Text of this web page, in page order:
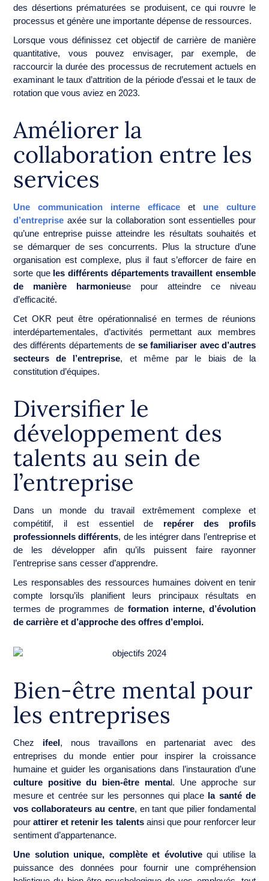
des désertions prématurées se produisent, ce qui rouvre le
processus et génère une importante dépense de ressources.
Lorsque vous définissez cet objectif de carrière de manière
quantitative, vous pouvez envisager, par exemple, de
raccourcir la durée des processus de recrutement actuels en
examinant le taux d’attrition de la période d’essai et le taux de
rotation que vous aviez en 2023.
Améliorer la
collaboration entre les
services
Une communication interne efficace et une culture
d’entreprise axée sur la collaboration sont essentielles pour
qu’une entreprise puisse atteindre les résultats souhaités et
se démarquer de ses concurrents. Plus la structure d’une
organisation est complexe, plus il faut s’efforcer de faire en
sorte que les différents départements travaillent ensemble
de manière harmonieuse pour atteindre ce niveau
d’efficacité.
Cet OKR peut être opérationnalisé en termes de réunions
interdépartementales, d’activités permettant aux membres
des différents départements de se familiariser avec d’autres
secteurs de l’entreprise, et même par le biais de la
constitution d’équipes.
Diversifier le
développement des
talents au sein de
l’entreprise
Dans un monde du travail extrêmement complexe et
compétitif, il est essentiel de repérer des profils
professionnels différents, de les intégrer dans l’entreprise et
de les développer afin qu’ils puissent faire rayonner
l’entreprise sans cesser d’apprendre.
Les responsables des ressources humaines doivent en tenir
compte lorsqu’ils planifient leurs principaux résultats en
termes de programmes de formation interne, d’évolution
de carrière et d’approche des offres d’emploi.
Bien-être mental pour
les entreprises
Chez ifeel, nous travaillons en partenariat avec des
entreprises du monde entier pour inspirer la croissance
humaine et guider les organisations dans l’instauration d’une
culture positive du bien-être mental. Une approche sur
mesure et centrée sur les personnes qui place la santé de
vos collaborateurs au centre, en tant que pilier fondamental
pourattirer et retenir les talentsainsi que pour renforcer leur
sentiment d’appartenance.
Une solution unique, complète et évolutivequi utilise la
puissance des données pour fournir une compréhension